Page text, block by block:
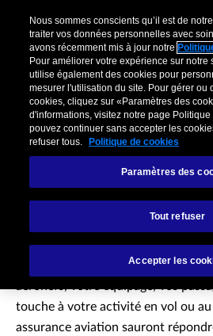
Aviation
Le secteur de l’aviation est en
tout en étant particulièrement
aéronefs, votre équipage, vos
touche à votre activité en vol ou
assurance aviation sauront
Nous sommes conscients qu’il est de
traiter vos données personnelles avec
avons récemment mis à jour notre
Pour améliorer votre expérience sur notre
utilise également des cookies pour
mesurer l'utilisation du site. Pour gérer ou
cookies, cliquez sur «Paramètres des
d'informations, visitez notre page
pouvez continuer sans accepter les
refuser tous.
Politique de cookies
Paramètres des
Tout refuser
Accepter les